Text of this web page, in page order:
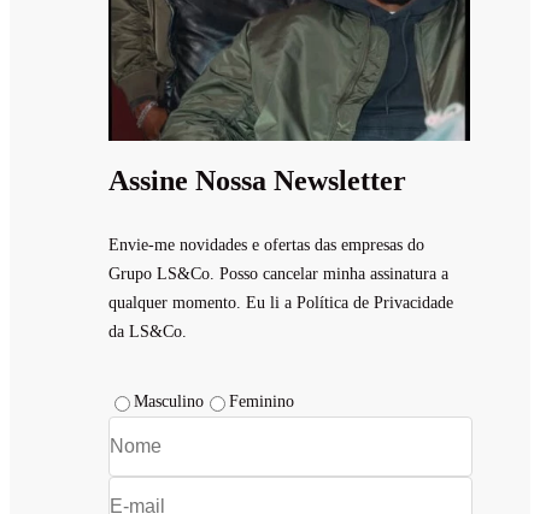
Assine Nossa Newsletter
Envie-me novidades e ofertas das empresas do
Grupo LS&Co. Posso cancelar minha assinatura a
qualquer momento. Eu li a Política de Privacidade
da LS&Co.
Masculino Feminino